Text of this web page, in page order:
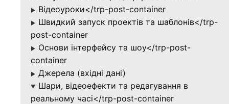
▶ Відеоуроки</trp-post-container
▶ Швидкий запуск проектів та шаблонів</trp-
post-container
▶ Основи інтерфейсу та шоу</trp-post-
container
▶ Джерела (вхідні дані)
▶
Шари, відеоефекти та редагування в
реальному часі</trp-post-container